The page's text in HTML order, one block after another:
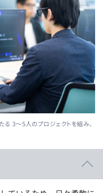
る 3～5人のプロジェクトを組み、